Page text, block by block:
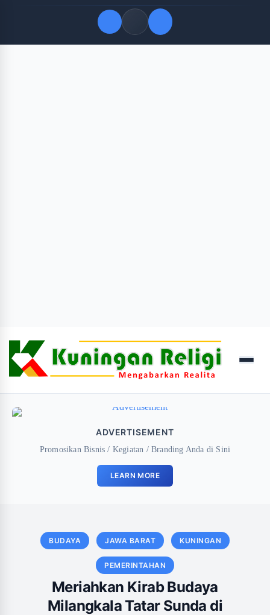
Menu
ADVERTISEMENT
Promosikan Bisnis / Kegiatan / Branding Anda di Sini
LEARN MORE
BUDAYA JAWA BARAT KUNINGAN
PEMERINTAHAN
Meriahkan Kirab Budaya
Milangkala Tatar Sunda di